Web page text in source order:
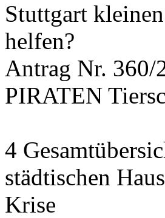
Stuttgart
helfen?
Antrag Nr.
PIRATEN
4
städtischen
Krise